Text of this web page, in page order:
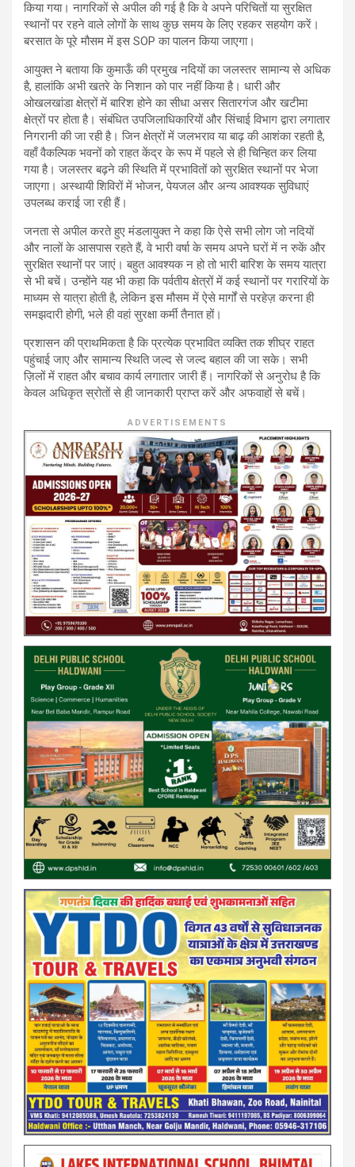
किया गया। नागरिकों से अपील की गई है कि वे अपने परिचितों या सुरक्षित
स्थानों पर रहने वाले लोगों के साथ कुछ समय के लिए रहकर सहयोग करें।
बरसात के पूरे मौसम में इस SOP का पालन किया जाएगा।
आयुक्त ने बताया कि कुमाऊँ की प्रमुख नदियों का जलस्तर सामान्य से अधिक
है, हालांकि अभी खतरे के निशान को पार नहीं किया है। धारी और
ओखलखांडा क्षेत्रों में बारिश होने का सीधा असर सितारगंज और खटीमा
क्षेत्रों पर होता है। संबंधित उपजिलाधिकारियों और सिंचाई विभाग द्वारा लगातार
निगरानी की जा रही है। जिन क्षेत्रों में जलभराव या बाढ़ की आशंका रहती है,
वहाँ वैकल्पिक भवनों को राहत केंद्र के रूप में पहले से ही चिन्हित कर लिया
गया है। जलस्तर बढ़ने की स्थिति में प्रभावितों को सुरक्षित स्थानों पर भेजा
जाएगा। अस्थायी शिविरों में भोजन, पेयजल और अन्य आवश्यक सुविधाएं
उपलब्ध कराई जा रही हैं।
जनता से अपील करते हुए मंडलायुक्त ने कहा कि ऐसे सभी लोग जो नदियों
और नालों के आसपास रहते हैं, वे भारी वर्षा के समय अपने घरों में न रुकें और
सुरक्षित स्थानों पर जाएं। बहुत आवश्यक न हो तो भारी बारिश के समय यात्रा
से भी बचें। उन्होंने यह भी कहा कि पर्वतीय क्षेत्रों में कई स्थानों पर गरारियों के
माध्यम से यात्रा होती है, लेकिन इस मौसम में ऐसे मार्गों से परहेज़ करना ही
समझदारी होगी, भले ही वहां सुरक्षा कर्मी तैनात हों।
प्रशासन की प्राथमिकता है कि प्रत्येक प्रभावित व्यक्ति तक शीघ्र राहत
पहुंचाई जाए और सामान्य स्थिति जल्द से जल्द बहाल की जा सके। सभी
ज़िलों में राहत और बचाव कार्य लगातार जारी हैं। नागरिकों से अनुरोध है कि
केवल अधिकृत स्रोतों से ही जानकारी प्राप्त करें और अफवाहों से बचें।
ADVERTISEMENTS